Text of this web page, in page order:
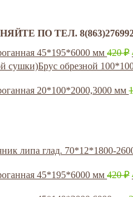
ПО ТЕЛ. 8(863)2769928
45*195*6000 мм 420₽
Брус обрезной
20*100*2000,3000 мм
липа глад. 70*12*1800-
45*195*6000 мм 420₽